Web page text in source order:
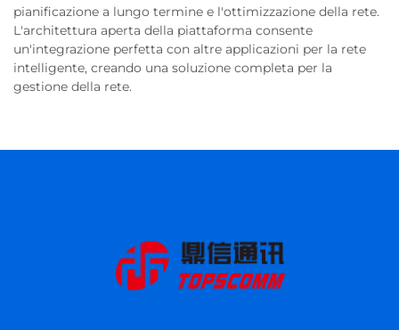
pianificazione a lungo termine e l'ottimizzazione della rete.
L'architettura aperta della piattaforma consente
un'integrazione perfetta con altre applicazioni per la rete
intelligente, creando una soluzione completa per la
gestione della rete.